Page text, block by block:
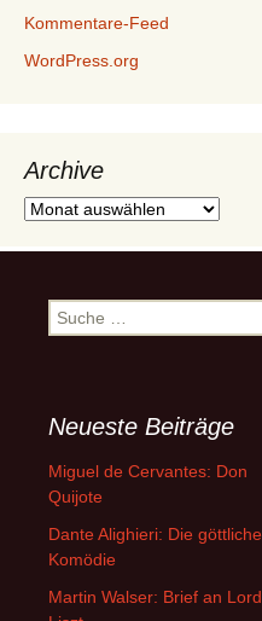
Kommentare-Feed
WordPress.org
Archive
Archive
Suche
nach:
Neueste Beiträge
Miguel de Cervantes: Don
Quijote
Dante Alighieri: Die göttliche
Komödie
Martin Walser: Brief an Lord